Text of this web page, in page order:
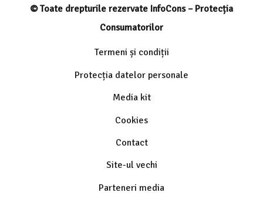
© Toate drepturile rezervate InfoCons – Protecția
Consumatorilor
Termeni și condiții
Protecția datelor personale
Media kit
Cookies
Contact
Site-ul vechi
Parteneri media